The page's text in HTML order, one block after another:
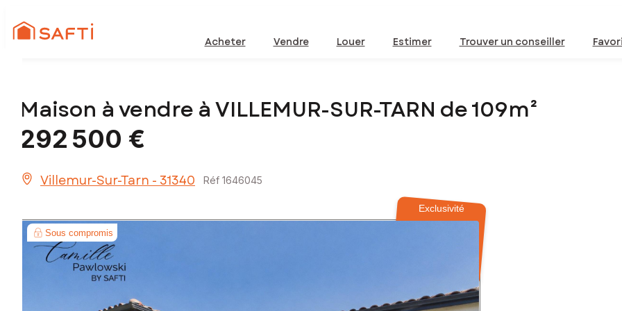
Acheter Vendre Louer Estimer Trouver un conseiller
Maison à vendre à VILLEMUR-SUR-TARN de 109m²
292 500 €
Villemur-Sur-Tarn - 31340 Réf 1646045
Exclusivité
Sous compromis